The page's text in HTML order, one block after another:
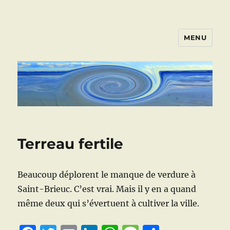
MENU
Terreau fertile
Beaucoup déplorent le manque de verdure à
Saint-Brieuc. C’est vrai. Mais il y en a quand
même deux qui s’évertuent à cultiver la ville.